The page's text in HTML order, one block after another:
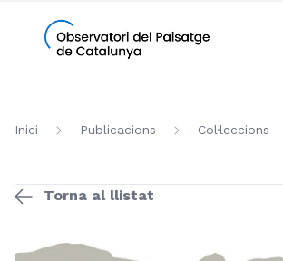
Inici Publicacions Col·leccions
Torna al llistat